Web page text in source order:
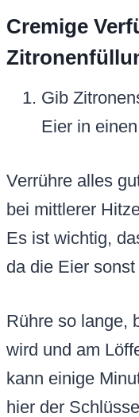
Cremige
Gib
Eier in
Verrühre alles
bei mittlerer
Es ist wichtig,
da die Eier
Rühre so lange,
wird und am
kann einige
hier der